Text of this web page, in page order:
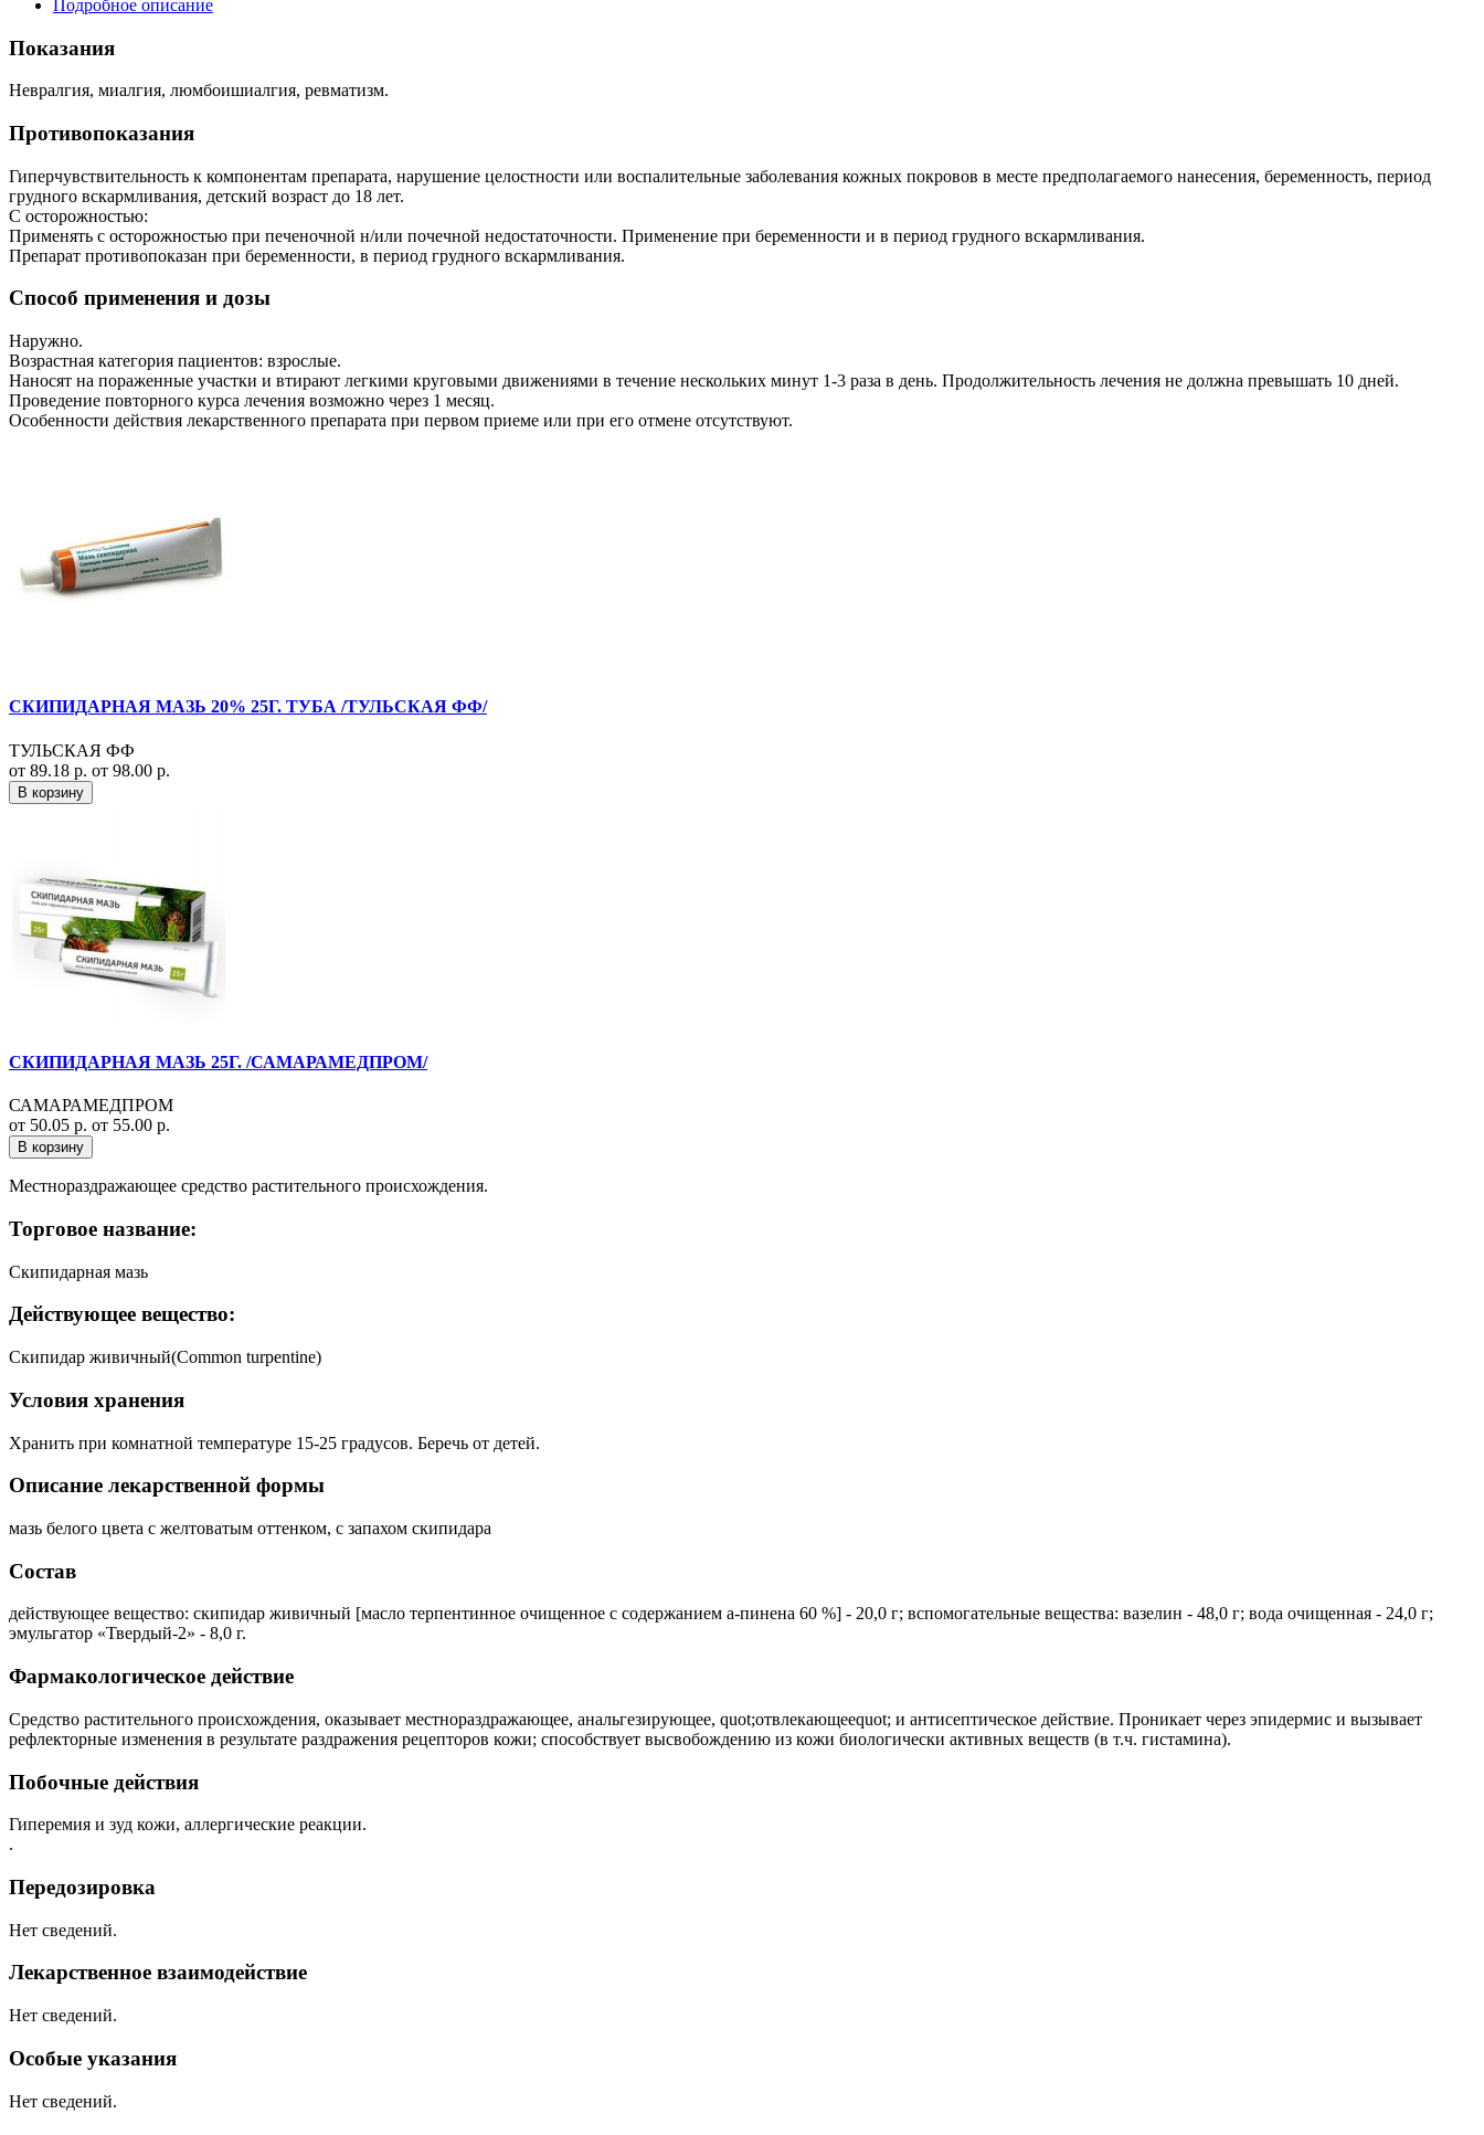
Подробное описание
Показания
Невралгия, миалгия, люмбоишиалгия, ревматизм.
Противопоказания
Гиперчувствительность к компонентам препарата, нарушение целостности или воспалительные заболевания кожных покровов в месте предполагаемого нанесения, беременность, период
грудного вскармливания, детский возраст до 18 лет.
С осторожностью:
Применять с осторожностью при печеночной н/или почечной недостаточности. Применение при беременности и в период грудного вскармливания.
Препарат противопоказан при беременности, в период грудного вскармливания.
Способ применения и дозы
Наружно.
Возрастная категория пациентов: взрослые.
Наносят на пораженные участки и втирают легкими круговыми движениями в течение нескольких минут 1-3 раза в день. Продолжительность лечения не должна превышать 10 дней.
Проведение повторного курса лечения возможно через 1 месяц.
Особенности действия лекарственного препарата при первом приеме или при его отмене отсутствуют.
СКИПИДАРНАЯ МАЗЬ 20% 25Г. ТУБА /ТУЛЬСКАЯ ФФ/
ТУЛЬСКАЯ ФФ
от 89.18 р. от 98.00 р.
В корзину
СКИПИДАРНАЯ МАЗЬ 25Г. /САМАРАМЕДПРОМ/
САМАРАМЕДПРОМ
от 50.05 р. от 55.00 р.
В корзину
Местнораздражающее средство растительного происхождения.
Торговое название:
Скипидарная мазь
Действующее вещество:
Скипидар живичный(Common turpentine)
Условия хранения
Хранить при комнатной температуре 15-25 градусов. Беречь от детей.
Описание лекарственной формы
мазь белого цвета с желтоватым оттенком, с запахом скипидара
Состав
действующее вещество: скипидар живичный [масло терпентинное очищенное с содержанием а-пинена 60 %] - 20,0 г; вспомогательные вещества: вазелин - 48,0 г; вода очищенная - 24,0 г;
эмульгатор «Твердый-2» - 8,0 г.
Фармакологическое действие
Средство растительного происхождения, оказывает местнораздражающее, анальгезирующее, quot;отвлекающееquot; и антисептическое действие. Проникает через эпидермис и вызывает
рефлекторные изменения в результате раздражения рецепторов кожи; способствует высвобождению из кожи биологически активных веществ (в т.ч. гистамина).
Побочные действия
Гиперемия и зуд кожи, аллергические реакции.
.
Передозировка
Нет сведений.
Лекарственное взаимодействие
Нет сведений.
Особые указания
Нет сведений.